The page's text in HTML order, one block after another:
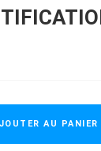
AU PANIER